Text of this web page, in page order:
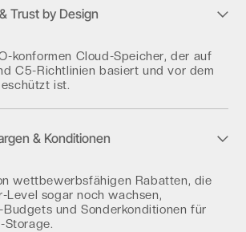
Trust by Design
konformen Cloud-Speicher, der auf
C5-Richtlinien basiert und vor dem
ist.
& Konditionen
wettbewerbsfähigen Rabatten, die
Level sogar noch wachsen,
und Sonderkonditionen für
Storage.